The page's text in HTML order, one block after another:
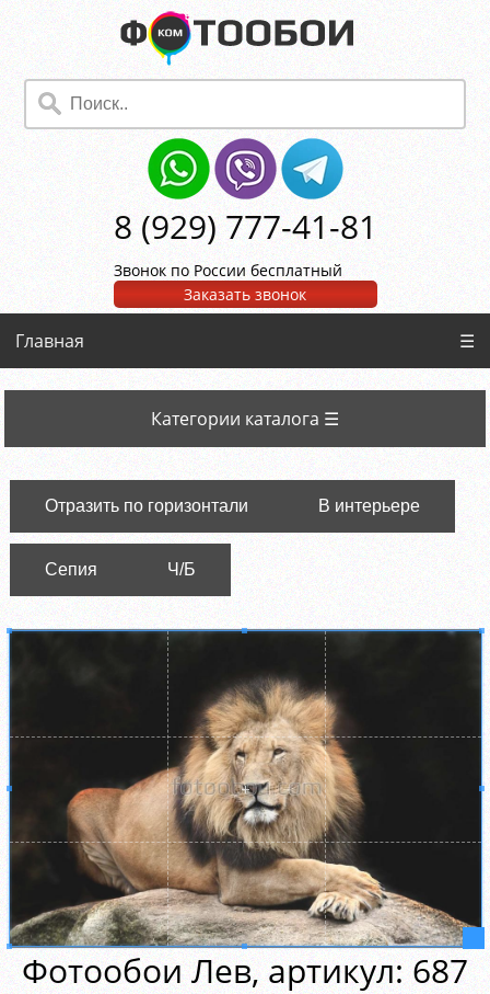
8 (929) 777-41-81
Звонок по России бесплатный
Заказать звонок
Главная ☰
Категории каталога ☰
Отразить по горизонтали В интерьере
Сепия Ч/Б
Фотообои Лев, aртикул: 687